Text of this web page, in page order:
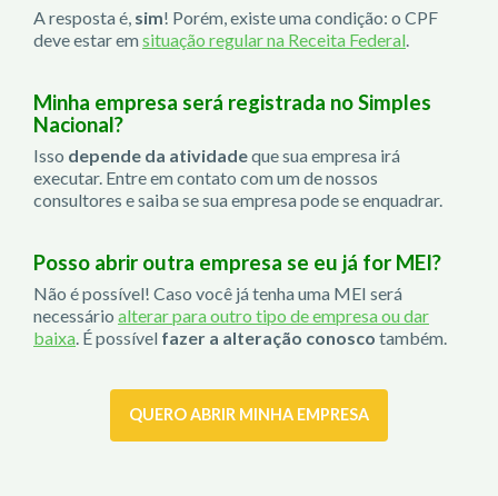
A resposta é, sim! Porém, existe uma condição: o CPF
deve estar emsituação regular na Receita Federal.
Minha empresa será registrada no Simples
Nacional?
Isso depende da atividadeque sua empresa irá
executar. Entre em contato com um de nossos
consultores e saiba se sua empresa pode se enquadrar.
Posso abrir outra empresa se eu já for MEI?
Não é possível! Caso você já tenha uma MEI será
necessário alterar para outro tipo de empresa ou dar
baixa. É possível fazer a alteração conosco também.
QUERO ABRIR MINHA EMPRESA